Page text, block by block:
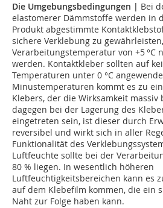
Die Umgebungsbedingungen | Bei
elastomerer Dämmstoffe werden in
Produkt abgestimmte
sichere Verklebung zu
Verarbeitungstemperatur von +5 °C
werden. Kontaktkleber sollten auf
Temperaturen unter 0 °C
Minustemperaturen kommt es zu
Klebers, der die Wirksamkeit
dagegen bei der Lagerung des
eingetreten sein, ist dieser durch
reversibel und wirkt sich in aller
Funktionalität des
Luftfeuchte sollte bei der
80 % liegen. In wesentlich höheren
Luftfeuchtigkeitsbereichen kann es
auf dem Klebefilm kommen, die ein
Naht zur Folge haben kann.